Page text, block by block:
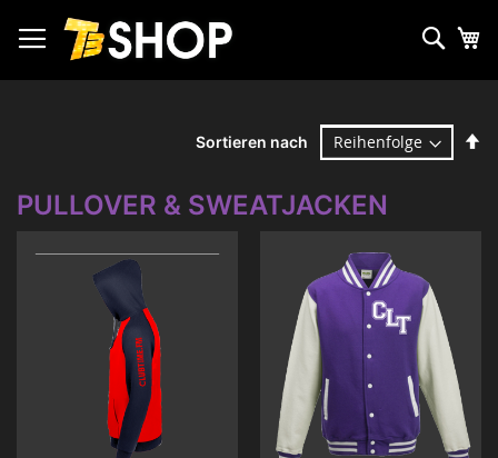
Inhalt
springen
PULLOVER & SWEATJACKEN
Sortieren nach